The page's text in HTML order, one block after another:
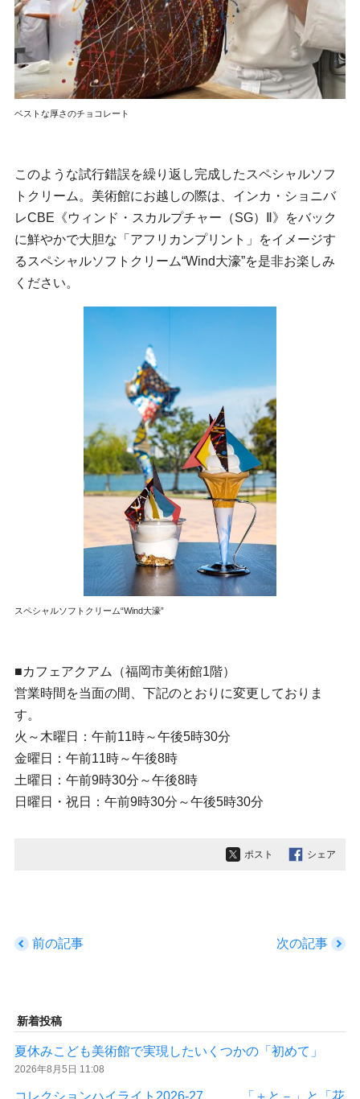
ベストな厚さのチョコレート
このような試行錯誤を繰り返し完成したスペシャルソフ
トクリーム。美術館にお越しの際は、インカ・ショニバ
レCBE《ウィンド・スカルプチャー（SG）Ⅱ》をバック
に鮮やかで大胆な「アフリカンプリント」をイメージす
るスペシャルソフトクリーム“Wind大濠”を是非お楽しみ
ください。
スペシャルソフトクリーム“Wind大濠”
■カフェアクアム（福岡市美術館1階）
営業時間を当面の間、下記のとおりに変更しておりま
す。
火～木曜日：午前11時～午後5時30分
金曜日：午前11時～午後8時
土曜日：午前9時30分～午後8時
日曜日・祝日：午前9時30分～午後5時30分
ポスト シェア
前の記事 次の記事
新着投稿
夏休みこども美術館で実現したいくつかの「初めて」
2026年8月5日 11:08
コレクションハイライト2026-27 「＋と－」と「花